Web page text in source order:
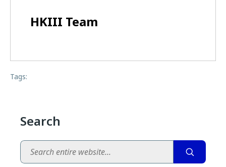
HKIII Team
Tags:
Search
Search